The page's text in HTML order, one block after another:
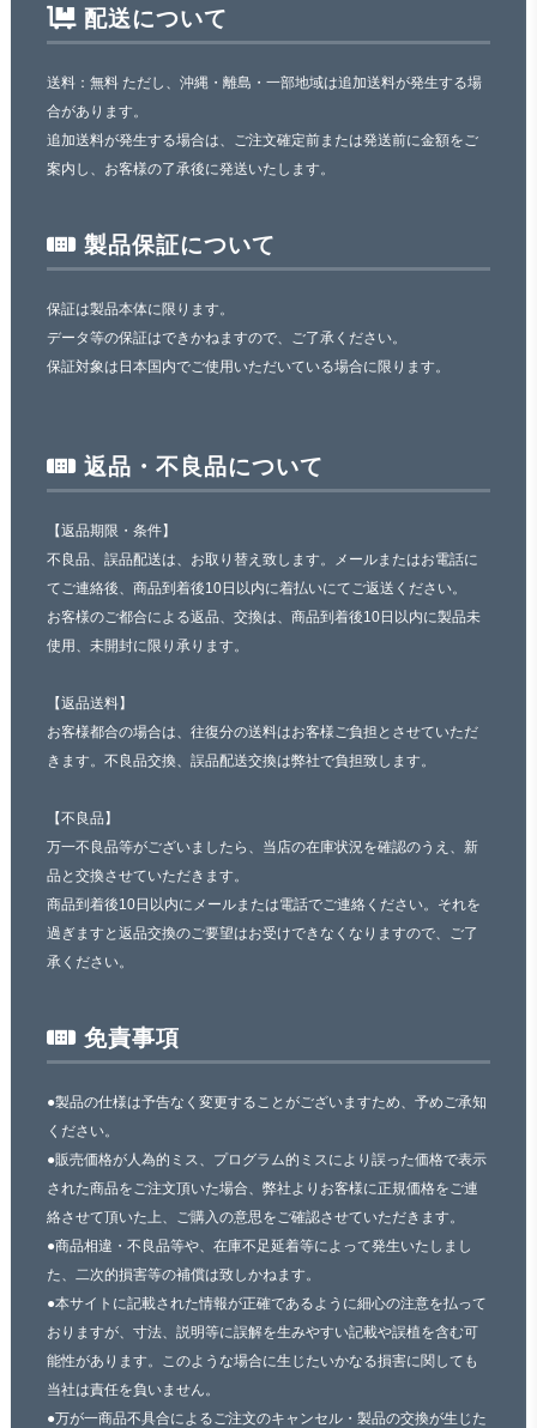
配送について
送料：無料 ただし、沖縄・離島・一部地域は追加送料が発生する場
合があります。
追加送料が発生する場合は、ご注文確定前または発送前に金額をご
案内し、お客様の了承後に発送いたします。
製品保証について
保証は製品本体に限ります。
データ等の保証はできかねますので、ご了承ください。
保証対象は日本国内でご使用いただいている場合に限ります。
返品・不良品について
【返品期限・条件】
不良品、誤品配送は、お取り替え致します。メールまたはお電話に
てご連絡後、商品到着後10日以内に着払いにてご返送ください。
お客様のご都合による返品、交換は、商品到着後10日以内に製品未
使用、未開封に限り承ります。
【返品送料】
お客様都合の場合は、往復分の送料はお客様ご負担とさせていただ
きます。不良品交換、誤品配送交換は弊社で負担致します。
【不良品】
万一不良品等がございましたら、当店の在庫状況を確認のうえ、新
品と交換させていただきます。
商品到着後10日以内にメールまたは電話でご連絡ください。それを
過ぎますと返品交換のご要望はお受けできなくなりますので、ご了
承ください。
免責事項
●製品の仕様は予告なく変更することがございますため、予めご承知
ください。
●販売価格が人為的ミス、プログラム的ミスにより誤った価格で表示
された商品をご注文頂いた場合、弊社よりお客様に正規価格をご連
絡させて頂いた上、ご購入の意思をご確認させていただきます。
●商品相違・不良品等や、在庫不足延着等によって発生いたしまし
た、二次的損害等の補償は致しかねます。
●本サイトに記載された情報が正確であるように細心の注意を払って
おりますが、寸法、説明等に誤解を生みやすい記載や誤植を含む可
能性があります。このような場合に生じたいかなる損害に関しても
当社は責任を負いません。
●万が一商品不具合によるご注文のキャンセル・製品の交換が生じた